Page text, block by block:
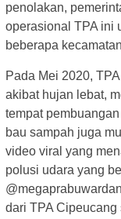
penolakan,
operasional TPA ini
beberapa
Pada Mei 2020,
akibat hujan lebat,
tempat
bau sampah juga
video viral yang
polusi udara yang
dari TPA